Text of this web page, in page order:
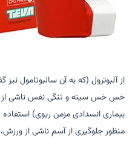
از آلبوترول (که به آن سالبوتامول
خس خس سینه و تنگی نفس ناشی از
بیماری انسدادی مزمن ریوی)
منظور جلوگیری از آسم ناشی از